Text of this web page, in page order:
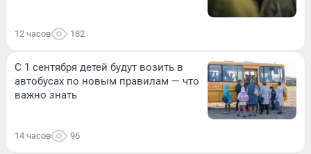
12 часов 182
С 1 сентября детей будут возить в
автобусах по новым правилам — что
важно знать
14 часов 96